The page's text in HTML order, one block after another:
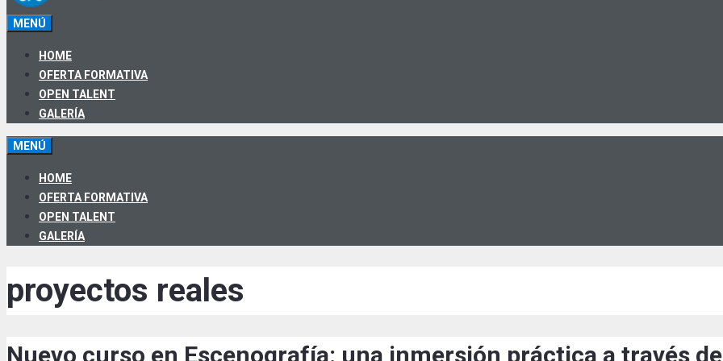
MENÚ
HOME
OFERTA FORMATIVA
OPEN TALENT
GALERÍA
MENÚ
HOME
OFERTA FORMATIVA
OPEN TALENT
GALERÍA
proyectos reales
Nuevo curso en Escenografía: una inmersión práctica a través